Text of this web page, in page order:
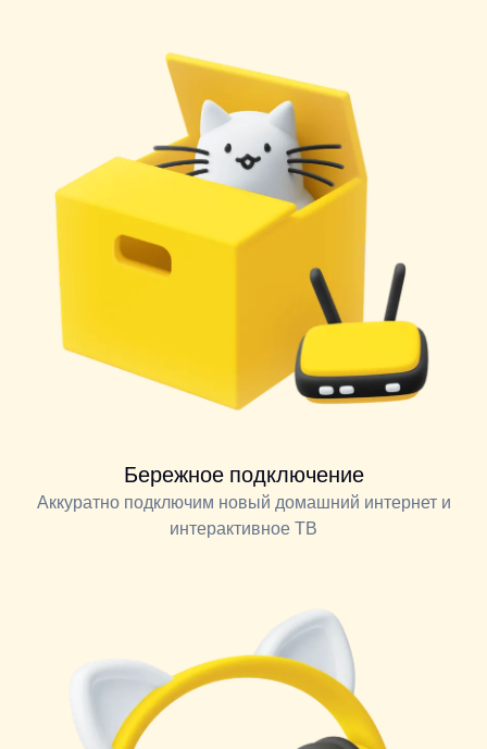
Бережное подключение
Аккуратно подключим новый домашний интернет и
интерактивное ТВ